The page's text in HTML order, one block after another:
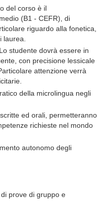
del corso è il
(B1 - CEFR), di
riguardo alla fonetica,
studente dovrà essere in
con precisione lessicale
attenzione verrà
della microlingua negli
ed orali, permetteranno
richieste nel mondo
autonomo degli
prove di gruppo e